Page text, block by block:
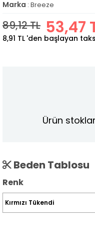
Marka : Breeze
89,12 TL 53,47
8,91 TL 'den başlayan
Ürün
Beden Tablosu
Renk